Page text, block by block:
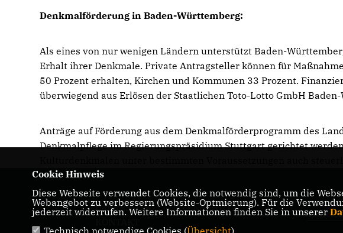
Denkmalförderung in Baden-Württemberg:
Als eines von nur wenigen Ländern unterstützt Baden-
Erhalt ihrer Denkmale. Private Antragsteller können für
50 Prozent erhalten, Kirchen und Kommunen 33 Prozent.
überwiegend aus Erlösen der Staatlichen Toto-Lotto GmbH
Anträge auf Förderung aus dem Denkmalförderprogramm des
Denkmalpflege im Regierungspräsidium Stuttgart gerichtet
IMPRESSUM
DATENSCHUTZ
CDU-
Cookie Hinweis
Diese Webseite verwendet Cookies, die notwendig sind, um die
Webangebot zu verbessern (Website-Optmierung). Für die
jederzeit widerrufen. Weitere Informationen finden Sie in unserer
Technisch notwendige Cookies (Übersicht)